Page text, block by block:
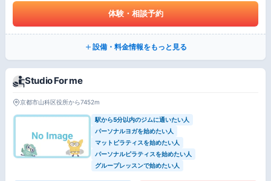
体験・相談予約
設備・料金情報をもっと見る
Studio For me
京都市山科区役所から7452m
駅から5分以内のジムに通いたい人
パーソナルヨガを始めたい人
マットピラティスを始めたい人
パーソナルピラティスを始めたい人
グループレッスンで始めたい人